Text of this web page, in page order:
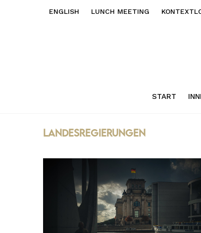
ENGLISH LUNCH MEETING
START
landesregierungen